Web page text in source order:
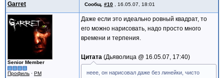
Garret Сообщ. #10 16.05.07, 18:01
Senior Member
Профиль · PM
Даже если это идеально ровный квадрат, то
его можно нарисовать, надо просто много
времени и терпения.
Цитата Дьяволица @ 16.05.07, 17:40
неее, он нарисовал даже без линейки, чисто